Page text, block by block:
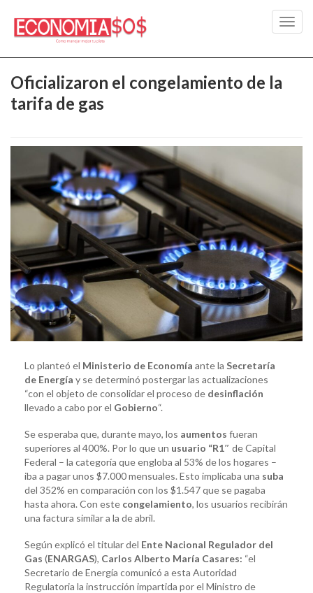
Oficializaron el congelamiento de la
tarifa de gas
Lo planteó el Ministerio de Economía ante la Secretaría
de Energía y se determinó postergar las actualizaciones
“con el objeto de consolidar el proceso de desinflación
llevado a cabo por el Gobierno“.
Se esperaba que, durante mayo, los aumentos fueran
superiores al 400%. Por lo que un usuario “R1″ de Capital
Federal – la categoría que engloba al 53% de los hogares –
iba a pagar unos $7.000 mensuales. Esto implicaba una suba
del 352% en comparación con los $1.547 que se pagaba
hasta ahora. Con este congelamiento, los usuarios recibirán
una factura similar a la de abril.
Según explicó el titular del Ente Nacional Regulador del
Gas (ENARGAS), Carlos Alberto María Casares: “el
Secretario de Energía comunicó a esta Autoridad
Regulatoria la instrucción impartida por el Ministro de